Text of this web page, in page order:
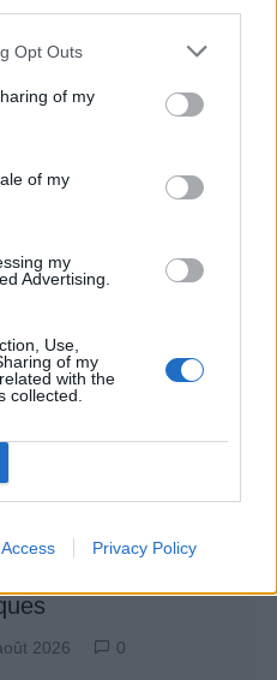
Opt Outs
of my
of my
my
Advertising.
Use,
of my
with the
collected.
Privacy Policy
à Tesla
2026 0